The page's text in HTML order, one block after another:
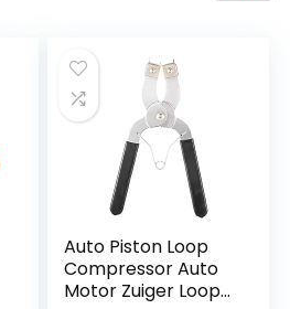
Auto Piston Loop
Compressor Auto
Motor Zuiger Loop